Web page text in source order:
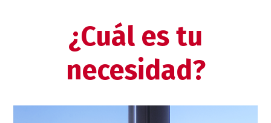
¿Cuál es tu
necesidad?